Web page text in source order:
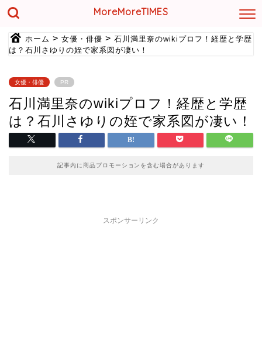
MoreMoreTIMES
ホーム > 女優・俳優 > 石川満里奈のwikiプロフ！経歴と学歴
は？石川さゆりの姪で家系図が凄い！
女優・俳優 PR
石川満里奈のwikiプロフ！経歴と学歴
は？石川さゆりの姪で家系図が凄い！
記事内に商品プロモーションを含む場合があります
スポンサーリンク